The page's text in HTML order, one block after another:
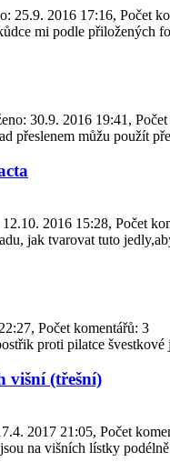
25.9. 2016 17:16, Počet
mi podle přiložených
30.9. 2016 19:41, Počet
přeslenem můžu použít
2016 15:28, Počet
jak tvarovat tuto
Počet komentářů: 3
proti pilatce
višní (třešní)
2017 21:05, Počet
na višních lístky